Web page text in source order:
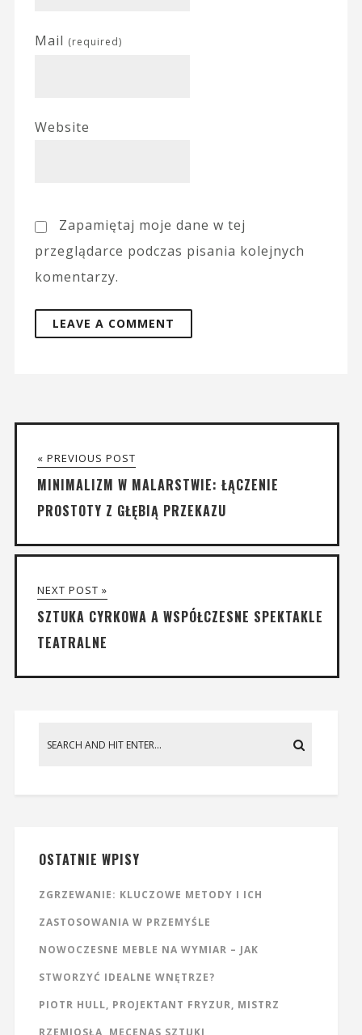
Mail (required)
Website
Zapamiętaj moje dane w tej
przeglądarce podczas pisania kolejnych
komentarzy.
« PREVIOUS POST
MINIMALIZM W MALARSTWIE: ŁĄCZENIE
PROSTOTY Z GŁĘBIĄ PRZEKAZU
NEXT POST »
SZTUKA CYRKOWA A WSPÓŁCZESNE SPEKTAKLE
TEATRALNE
OSTATNIE WPISY
ZGRZEWANIE: KLUCZOWE METODY I ICH
ZASTOSOWANIA W PRZEMYŚLE
NOWOCZESNE MEBLE NA WYMIAR – JAK
STWORZYĆ IDEALNE WNĘTRZE?
PIOTR HULL, PROJEKTANT FRYZUR, MISTRZ